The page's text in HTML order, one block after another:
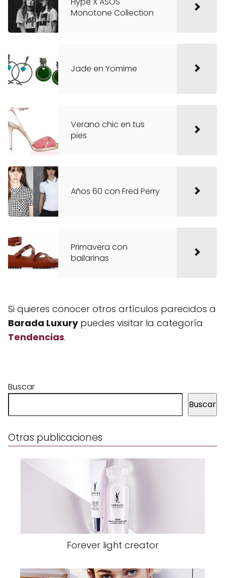
Monotone Collection
Jade en Yomime
Verano chic en tus
pies
Años 60 con Fred Perry
Primavera con
bailarinas
Si quieres conocer otros artículos parecidos a
Barada Luxurypuedes visitar la categoría
Tendencias.
Buscar
Buscar
Otras publicaciones
Forever light creator